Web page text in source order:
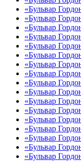
«Бульвар
«Бульвар
«Бульвар
«Бульвар
«Бульвар
«Бульвар
«Бульвар
«Бульвар
«Бульвар
«Бульвар
«Бульвар
«Бульвар
«Бульвар
«Бульвар
«Бульвар
«Бульвар
«Бульвар